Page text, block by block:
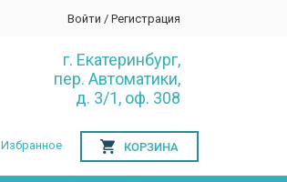
Войти / Регистрация
г. Екатеринбург,
пер. Автоматики,
д. 3/1, оф. 308
Избранное КОРЗИНА